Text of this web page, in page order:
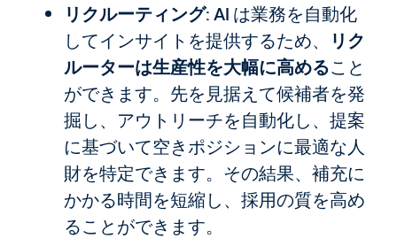
リクルーティング: AI は業務を自動化
してインサイトを提供するため、
リク
ルーターは生産性を大幅に高めること
ができます。先を見据えて候補者を発
掘し、アウトリーチを自動化し、提案
に基づいて空きポジションに最適な人
財を特定できます。その結果、補充に
かかる時間を短縮し、採用の質を高め
ることができます。